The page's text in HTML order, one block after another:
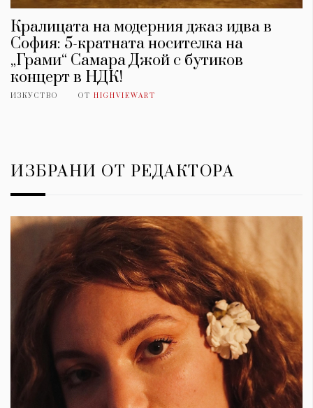
Кралицата на модерния джаз идва в
София: 5-кратната носителка на
„Грами“ Самара Джой с бутиков
концерт в НДК!
ИЗКУСТВО ОТ HIGHVIEWART
ИЗБРАНИ ОТ РЕДАКТОРА